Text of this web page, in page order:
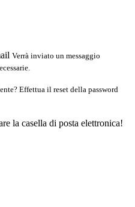
Verrà inviato un messaggio
Effettua il reset della password
la casella di posta elettronica!